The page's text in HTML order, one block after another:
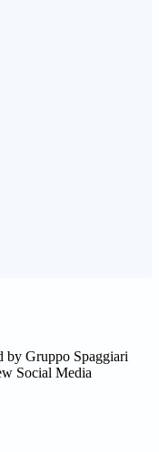
by Gruppo Spaggiari
Social Media